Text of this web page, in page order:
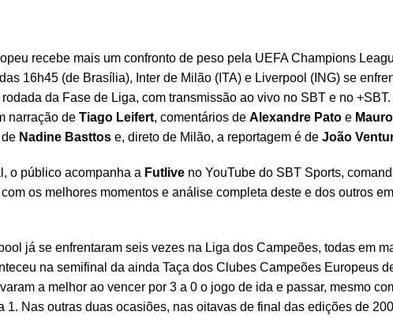
recebe mais um confronto de peso pela UEFA Champions
16h45 (de Brasília), Inter de Milão (ITA) e Liverpool (ING) se
da Fase de Liga, com transmissão ao vivo no SBT e no
narração de Tiago Leifert, comentários de Alexandre Pato e
Nadine Basttos e, direto de Milão, a reportagem é de João
o público acompanha a Futlive no YouTube do SBT Sports,
com os melhores momentos e análise completa deste e dos outros
já se enfrentaram seis vezes na Liga dos Campeões, todas em
na semifinal da ainda Taça dos Clubes Campeões Europeus
a melhor ao vencer por 3 a 0 o jogo de ida e passar, mesmo
1. Nas outras duas ocasiões, nas oitavas de final das edições de